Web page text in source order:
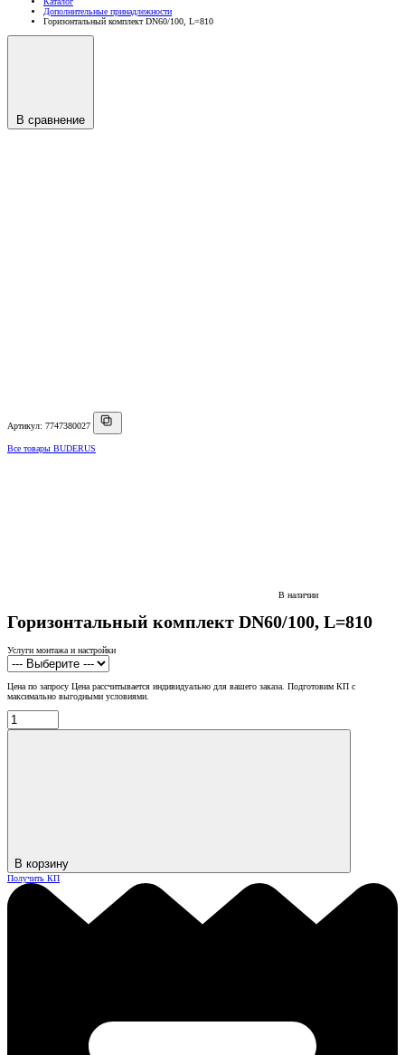
Дополнительные принадлежности
Горизонтальный комплект DN60/100, L=810
В сравнение
Артикул: 7747380027
Все товары BUDERUS
В наличии
Горизонтальный комплект DN60/100, L=810
Услуги монтажа и настройки
Цена по запросу Цена рассчитывается индивидуально для вашего заказа. Подготовим КП с
максимально выгодными условиями.
В корзину
Получить КП